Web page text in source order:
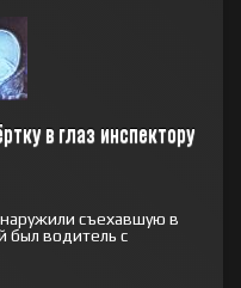
в глаз инспектору
съехавшую в
был водитель с